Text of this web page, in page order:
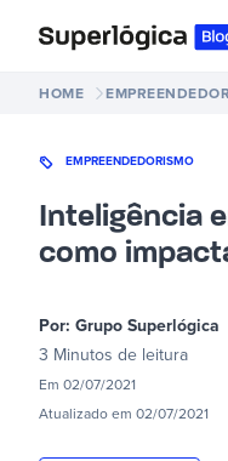
HOME
EMPREENDEDORISMO
Inteligência
como
Por: Grupo Superlógica
3 Minutos de leitura
Em 02/07/2021
Atualizado em 02/07/2021